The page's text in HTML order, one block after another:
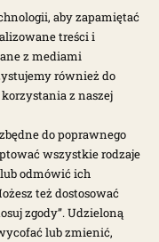
na swoją
ZAPISZ SIĘ >
aby zapamiętać
treści i
z mediami
również do
z naszej
do poprawnego
wszystkie rodzaje
odmówić ich
też dostosować
zgody”. Udzieloną
lub zmienić,